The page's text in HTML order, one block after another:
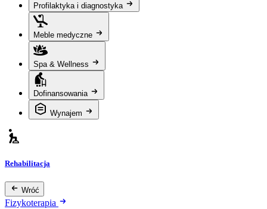
Profilaktyka i diagnostyka
Meble medyczne
Spa & Wellness
Dofinansowania
Wynajem
Rehabilitacja
Wróć
Fizykoterapia